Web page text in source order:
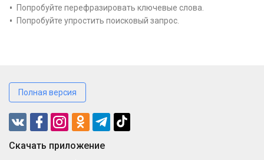
Попробуйте перефразировать ключевые слова.
Попробуйте упростить поисковый запрос.
Полная версия
Cкачать приложение